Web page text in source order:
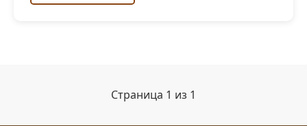
Страница 1 из 1